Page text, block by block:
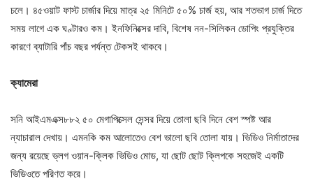
চলে। ৪৫ওয়াট ফাস্ট চার্জার দিয়ে মাত্র ২৫ মিনিটে ৫০% চার্জ হয়, আর শতভাগ চার্জ দিতে
সময় লাগে এক ঘণ্টারও কম। ইনফিনিক্সের দাবি, বিশেষ নন-সিলিকন ডোপিং প্রযুক্তির
কারণে ব্যাটারি পাঁচ বছর পর্যন্ত টেকসই থাকবে।
ক্যামেরা
সনি আইএমএক্স৮৮২ ৫০ মেগাপিক্সেল সেন্সর দিয়ে তোলা ছবি দিনে বেশ স্পষ্ট আর
ন্যাচারাল দেখায়। এমনকি কম আলোতেও বেশ ভালো ছবি তোলা যায়। ভিডিও নির্মাতাদের
জন্য রয়েছে ভ্লগ ওয়ান-ক্লিক ভিডিও মোড, যা ছোট ছোট ক্লিপকে সহজেই একটি
ভিডিওতে পরিণত করে।